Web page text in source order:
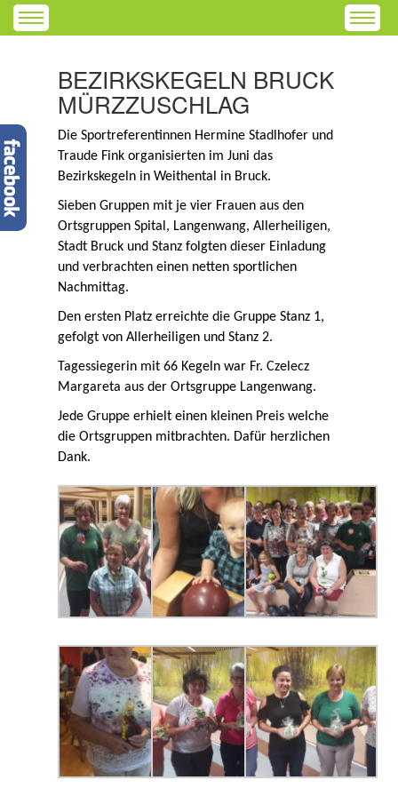
BEZIRKSKEGELN BRUCK
MÜRZZUSCHLAG
Die Sportreferentinnen Hermine Stadlhofer und
Traude Fink organisierten im Juni das
Bezirkskegeln in Weithental in Bruck.
Sieben Gruppen mit je vier Frauen aus den
Ortsgruppen Spital, Langenwang, Allerheiligen,
Stadt Bruck und Stanz folgten dieser Einladung
und verbrachten einen netten sportlichen
Nachmittag.
Den ersten Platz erreichte die Gruppe Stanz 1,
gefolgt von Allerheiligen und Stanz 2.
Tagessiegerin mit 66 Kegeln war Fr. Czelecz
Margareta aus der Ortsgruppe Langenwang.
Jede Gruppe erhielt einen kleinen Preis welche
die Ortsgruppen mitbrachten. Dafür herzlichen
Dank.